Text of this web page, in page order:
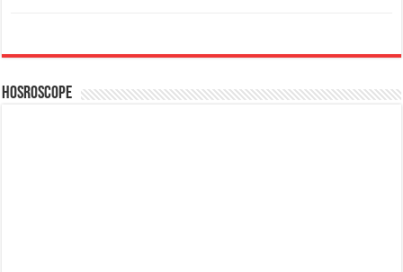
Hosroscope